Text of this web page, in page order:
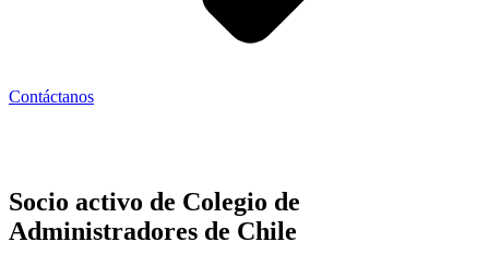
Contáctanos
Socio activo de Colegio de
Administradores de Chile